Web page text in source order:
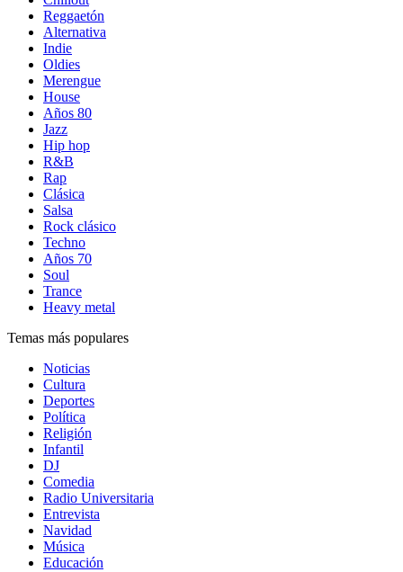
Reggaetón
Alternativa
Indie
Oldies
Merengue
House
Años 80
Jazz
Hip hop
R&B
Rap
Clásica
Salsa
Rock clásico
Techno
Años 70
Soul
Trance
Heavy metal
Temas más populares
Noticias
Cultura
Deportes
Política
Religión
Infantil
DJ
Comedia
Radio Universitaria
Entrevista
Navidad
Música
Educación